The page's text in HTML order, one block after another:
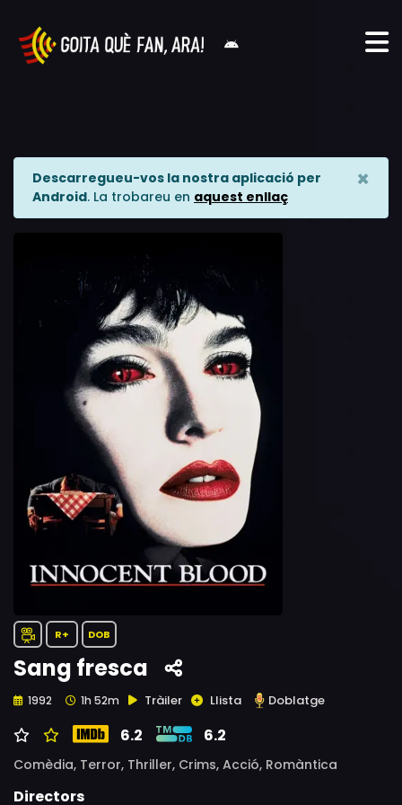
Descarregueu-vos la nostra aplicació per
Android. La trobareu en aquest enllaç
×
R+ DOB
Sang fresca
1992 1h 52m Tràiler Llista Doblatge
6.2 6.2
Comèdia, Terror, Thriller, Crims, Acció, Romàntica
Directors